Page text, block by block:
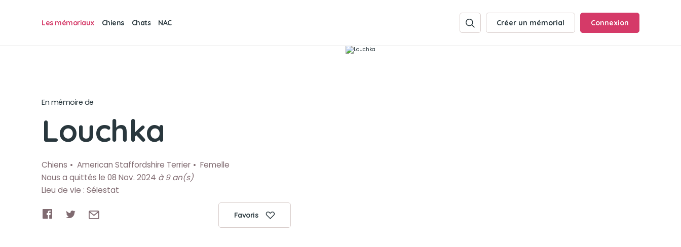
Les mémoriaux Chiens Chats NAC Créer un mémorial Connexion
En mémoire de
Louchka
Chiens American Staffordshire Terrier
Femelle
Nous a quittés le 08 Nov. 2024 à 9 an(s)
Lieu de vie : Sélestat
Favoris